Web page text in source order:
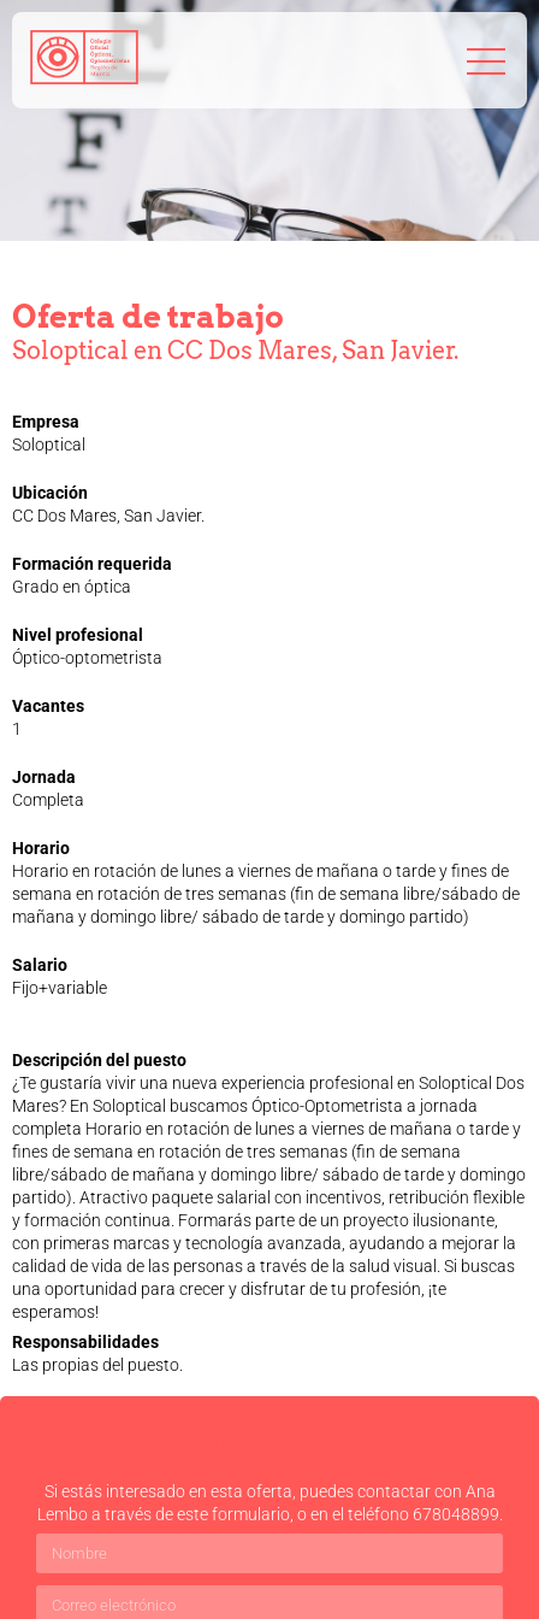
admin@coorm.org
Salud visual
Preguntas frecuentes
Consejos de tu óptico-optometrista
Precolegiación
Tablón de anuncios
Legislación
Ventajas
Canal ético
Calendario
Vídeos de formación
Eventos COORM
MURCIA OPTOM MEETING 2025
EL COORM EN EL OPTOM 2024
V Congreso de Salud Visual y Pediatría 2022
Quiénes somos
Actualidad
Oferta de trabajo
Soloptical en CC Dos Mares, San Javier.
Empresa
Soloptical
Ubicación
CC Dos Mares, San Javier.
Formación requerida
Grado en óptica
Nivel profesional
Óptico-optometrista
Vacantes
1
Jornada
Completa
Horario
Horario en rotación de lunes a viernes de mañana o tarde y fines de
semana en rotación de tres semanas (fin de semana libre/sábado de
mañana y domingo libre/ sábado de tarde y domingo partido)
Salario
Fijo+variable
Descripción del puesto
¿Te gustaría vivir una nueva experiencia profesional en Soloptical Dos
Mares? En Soloptical buscamos Óptico-Optometrista a jornada
completa Horario en rotación de lunes a viernes de mañana o tarde y
fines de semana en rotación de tres semanas (fin de semana
libre/sábado de mañana y domingo libre/ sábado de tarde y domingo
partido). Atractivo paquete salarial con incentivos, retribución flexible
y formación continua. Formarás parte de un proyecto ilusionante,
con primeras marcas y tecnología avanzada, ayudando a mejorar la
calidad de vida de las personas a través de la salud visual. Si buscas
una oportunidad para crecer y disfrutar de tu profesión, ¡te
esperamos!
Responsabilidades
Las propias del puesto.
Si estás interesado en esta oferta, puedes contactar con Ana
Lembo a través de este formulario, o en el teléfono 678048899.